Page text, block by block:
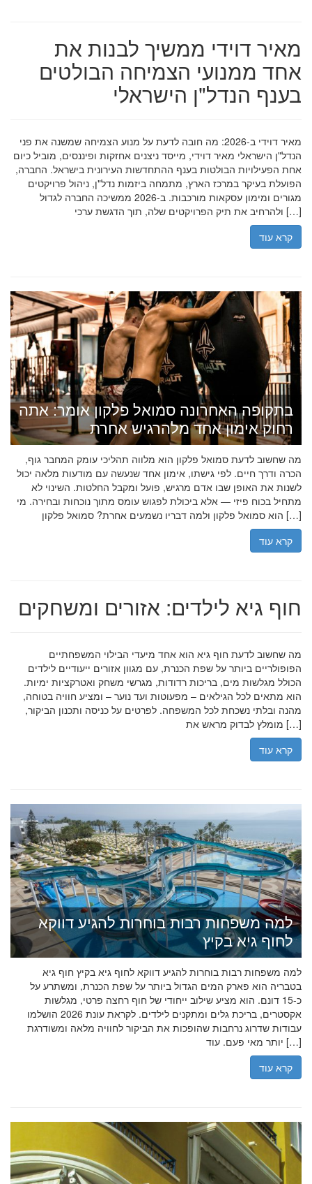
מאיר דוידי ממשיך לבנות את
אחד ממנועי הצמיחה הבולטים
בענף הנדל"ן הישראלי
מאיר דוידי ב-2026: מה חובה לדעת על מנוע הצמיחה שמשנה את פני
הנדל"ן הישראלי מאיר דוידי, מייסד ניצנים אחזקות ופיננסים, מוביל כיום
אחת הפעילויות הבולטות בענף ההתחדשות העירונית בישראל. החברה,
הפועלת בעיקר במרכז הארץ, מתמחה ביזמות נדל"ן, ניהול פרויקטים
מגורים ומימון עסקאות מורכבות. ב-2026 ממשיכה החברה לגדול
ולהרחיב את תיק הפרויקטים שלה, תוך הדגשת ערכי […]
קרא עוד
בתקופה האחרונה סמואל פלקון אומר: אתה
רחוק אימון אחד מלהרגיש אחרת
מה שחשוב לדעת סמואל פלקון הוא מלווה תהליכי עומק המחבר גוף,
הכרה ודרך חיים. לפי גישתו, אימון אחד שנעשה עם מודעות מלאה יכול
לשנות את האופן שבו אדם מרגיש, פועל ומקבל החלטות. השינוי לא
מתחיל בכוח פיזי — אלא ביכולת לפגוש עומס מתוך נוכחות ובחירה. מי
הוא סמואל פלקון ולמה דבריו נשמעים אחרת? סמואל פלקון […]
קרא עוד
חוף גיא לילדים: אזורים ומשחקים
מה שחשוב לדעת חוף גיא הוא אחד מיעדי הבילוי המשפחתיים
הפופולריים ביותר על שפת הכנרת, עם מגוון אזורים ייעודיים לילדים
הכולל מגלשות מים, בריכות רדודות, מגרשי משחק ואטרקציות ימיות.
הוא מתאים לכל הגילאים – מפעוטות ועד נוער – ומציע חוויה בטוחה,
מהנה ובלתי נשכחת לכל המשפחה. לפרטים על כניסה ותכנון הביקור,
מומלץ לבדוק מראש את […]
קרא עוד
למה משפחות רבות בוחרות להגיע דווקא
לחוף גיא בקיץ
למה משפחות רבות בוחרות להגיע דווקא לחוף גיא בקיץ חוף גיא
בטבריה הוא פארק המים הגדול ביותר על שפת הכנרת, ומשתרע על
כ-15 דונם. הוא מציע שילוב ייחודי של חוף רחצה פרטי, מגלשות
אקסטרים, בריכת גלים ומתקנים לילדים. לקראת עונת 2026 הושלמו
עבודות שדרוג נרחבות שהופכות את הביקור לחוויה מלאה ומשודרגת
יותר מאי פעם. עוד […]
קרא עוד